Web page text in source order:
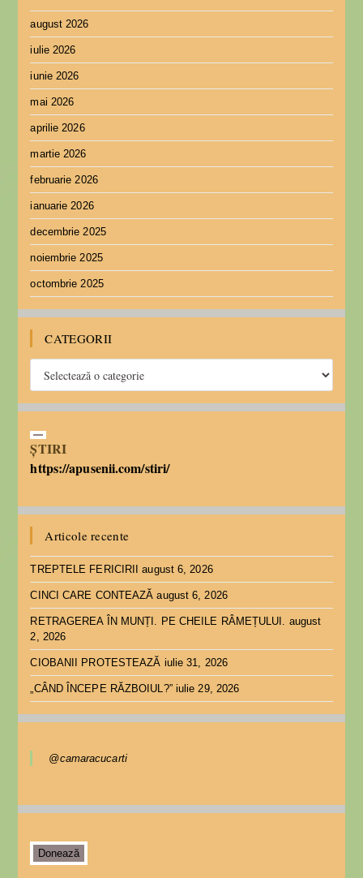
august 2026
iulie 2026
iunie 2026
mai 2026
aprilie 2026
martie 2026
februarie 2026
ianuarie 2026
decembrie 2025
noiembrie 2025
octombrie 2025
CATEGORII
ȘTIRI
https://apusenii.com/stiri/
Articole recente
TREPTELE FERICIRII august 6, 2026
CINCI CARE CONTEAZĂ august 6, 2026
RETRAGEREA ÎN MUNȚI. PE CHEILE RÂMEȚULUI. august
2, 2026
CIOBANII PROTESTEAZĂ iulie 31, 2026
„CÂND ÎNCEPE RĂZBOIUL?” iulie 29, 2026
@camaracucarti
Donează